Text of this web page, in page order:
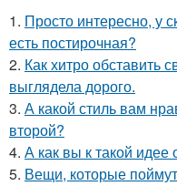
1. Просто интересно, у
есть постирочная?
2. Как хитро обставить
выглядела дорого.
3. А какой стиль вам
второй?
4. А как вы к такой идее
5. Вещи, которые